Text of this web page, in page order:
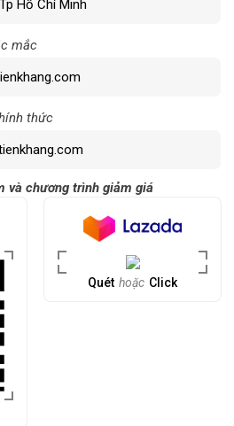
Hồ Chí Minh
mắc
thức
và chương trình giảm giá
Quét hoặc Click